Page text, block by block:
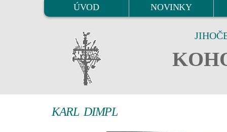
ÚVOD NOVINKY
KARL DIMPL